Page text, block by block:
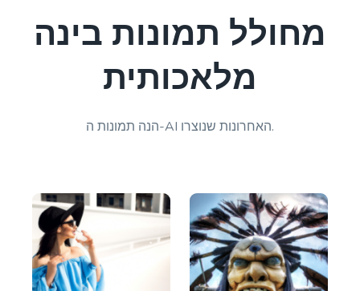
Blog Conclusion
reader take action.
Article Writer
Create a fully complete high quality article from a
title and outline text.
מחולל תמונות בינה
מלאכותית
הנה תמונות ה-AI האחרונות שנוצרו.